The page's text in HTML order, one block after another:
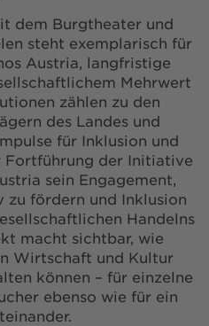
dem Burgtheater und
steht exemplarisch für
Austria, langfristige
Mehrwert
zählen zu den
des Landes und
für Inklusion und
der Initiative
sein Engagement,
fördern und Inklusion
Handelns
macht sichtbar, wie
Wirtschaft und Kultur
können – für einzelne
ebenso wie für ein